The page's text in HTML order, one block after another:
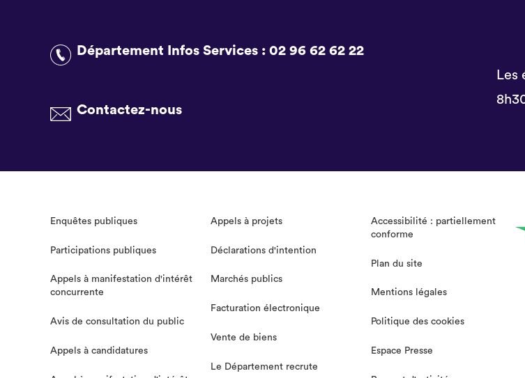
Département Infos Services : 02 96 62 62 22
Contactez-nous
Les
Enquêtes publiques
Participations publiques
Appels à manifestation d'intérêt
concurrente
Avis de consultation du public
Appels à candidatures
Appels à projets
Déclarations d'intention
Marchés publics
Facturation électronique
Vente de biens
Le Département recrute
Accessibilité : partiellement
conforme
Plan du site
Mentions légales
Politique des cookies
Espace Presse